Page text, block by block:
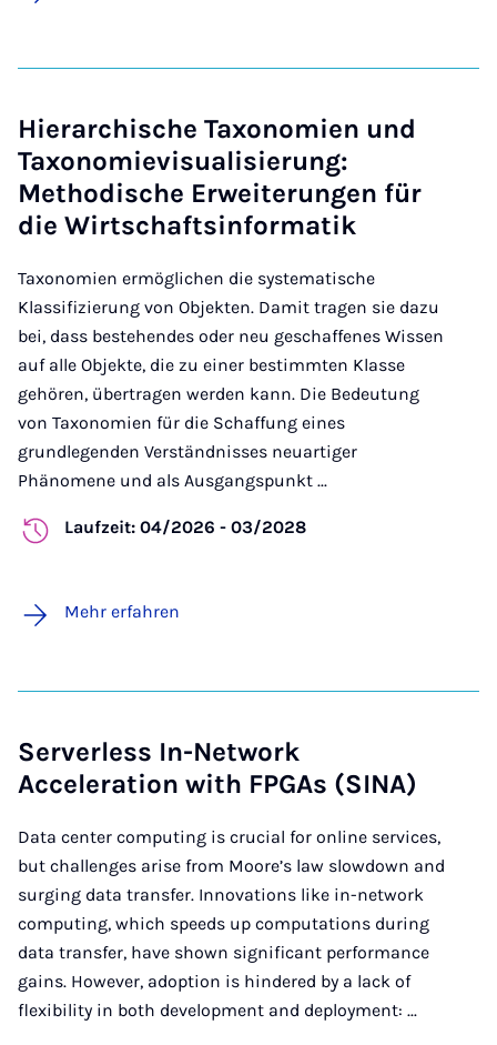
Hierarchische Taxonomien und
Taxonomievisualisierung:
Methodische Erweiterungen für
die Wirtschaftsinformatik
Taxonomien ermöglichen die systematische
Klassifizierung von Objekten. Damit tragen sie dazu
bei, dass bestehendes oder neu geschaffenes Wissen
auf alle Objekte, die zu einer bestimmten Klasse
gehören, übertragen werden kann. Die Bedeutung
von Taxonomien für die Schaffung eines
grundlegenden Verständnisses neuartiger
Phänomene und als Ausgangspunkt ...
Laufzeit: 04/2026 - 03/2028
Mehr erfahren
Serverless In-Network
Acceleration with FPGAs (SINA)
Data center computing is crucial for online services,
but challenges arise from Moore’s law slowdown and
surging data transfer. Innovations like in-network
computing, which speeds up computations during
data transfer, have shown significant performance
gains. However, adoption is hindered by a lack of
flexibility in both development and deployment: ...